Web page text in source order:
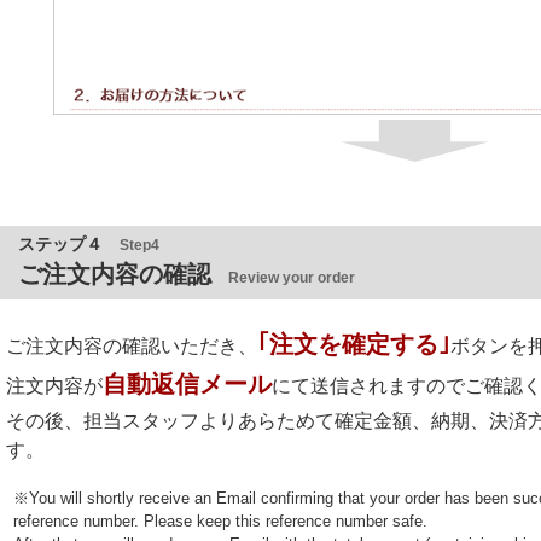
ステップ４ Step4
ご注文内容の確認 Review your order
ご注文内容の確認いただき、 ｢注文を確定する｣ボタンを
注文内容が自動返信メールにて送信されますのでご確認
その後、担当スタッフよりあらためて確定金額、納期、決済
す。
※You will shortly receive an Email confirming that your order has been
reference number. Please keep this reference number safe.